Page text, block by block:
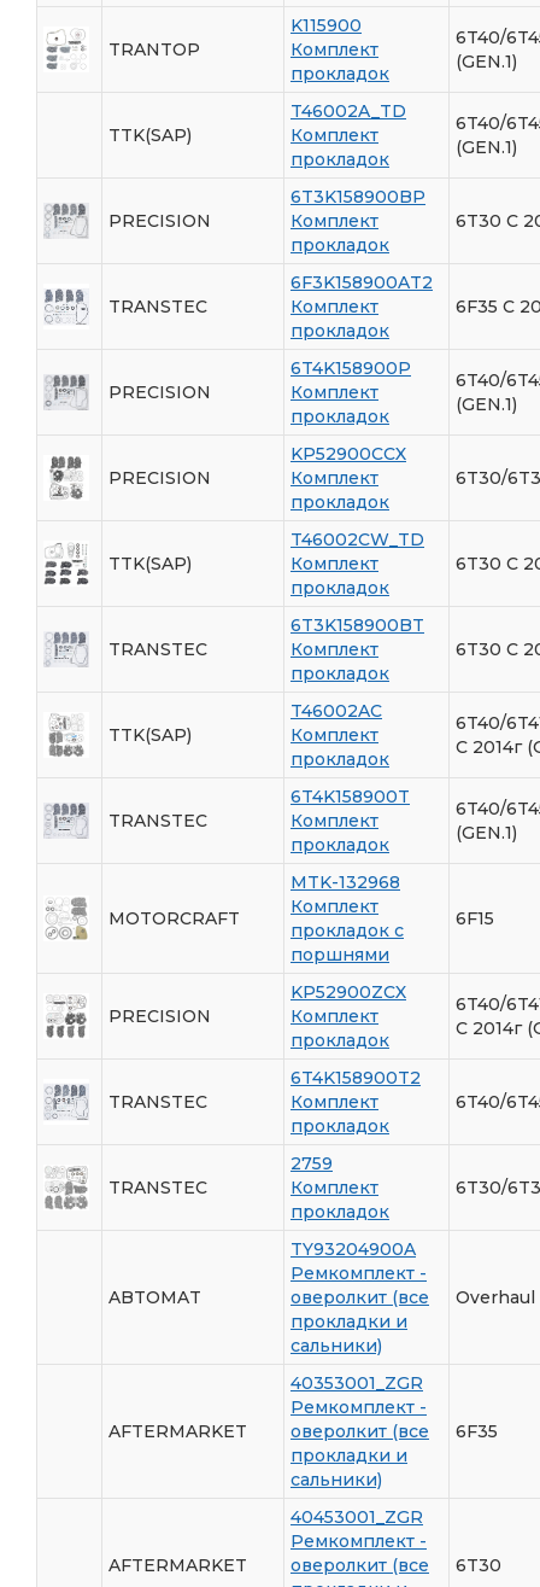
TRANTOP
K115900
Комплект
прокладок
6T40/
(GEN.1)
TTK(SAP)
T46002A_TD
Комплект
прокладок
6T40/
(GEN.1)
PRECISION
6T3K158900BP
Комплект
прокладок
6T30 С
TRANSTEC
6F3K158900AT2
Комплект
прокладок
6F35 С
PRECISION
6T4K158900P
Комплект
прокладок
6T40/
(GEN.1)
PRECISION
KP52900CCX
Комплект
прокладок
6T30/
TTK(SAP)
T46002CW_TD
Комплект
прокладок
6T30 С
TRANSTEC
6T3K158900BT
Комплект
прокладок
6T30 С
TTK(SAP)
T46002AC
Комплект
прокладок
6T40/
C 2014г
TRANSTEC
6T4K158900T
Комплект
прокладок
6T40/
(GEN.1)
MOTORCRAFT
MTK-132968
Комплект
прокладок с
поршнями
6F15
PRECISION
KP52900ZCX
Комплект
прокладок
6T40/
C 2014г
TRANSTEC
6T4K158900T2
Комплект
прокладок
6T40/
TRANSTEC
2759
Комплект
прокладок
6T30/
ABTOMAT
TY93204900A
Ремкомплект -
оверолкит (все
прокладки и
сальники)
AFTERMARKET
40353001_ZGR
Ремкомплект -
оверолкит (все
прокладки и
сальники)
6F35
AFTERMARKET
40453001_ZGR
Ремкомплект -
оверолкит (все
6T30